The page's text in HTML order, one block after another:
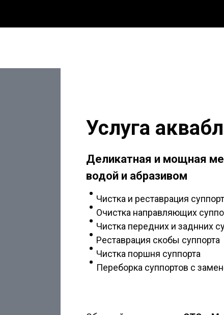
Услуга
Деликатная и мощная
водой и абразивом
Чистка и реставрация
Очистка направляющих
Чистка передних и заднних
Реставрация скобы суппорта
Чистка поршня суппорта
Переборка суппортов с